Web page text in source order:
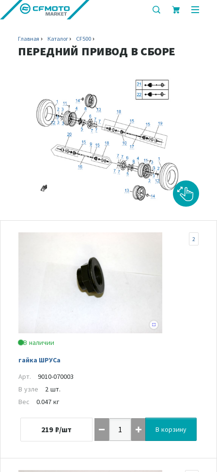
показать
поиска
Главная Каталог CF500
ПЕРЕДНИЙ ПРИВОД В СБОРЕ
В наличии
гайка ШРУСа
2
Арт.
9010-070003
В узле
2 шт.
Вес
0.047 кг
219 ₽/шт В корзину